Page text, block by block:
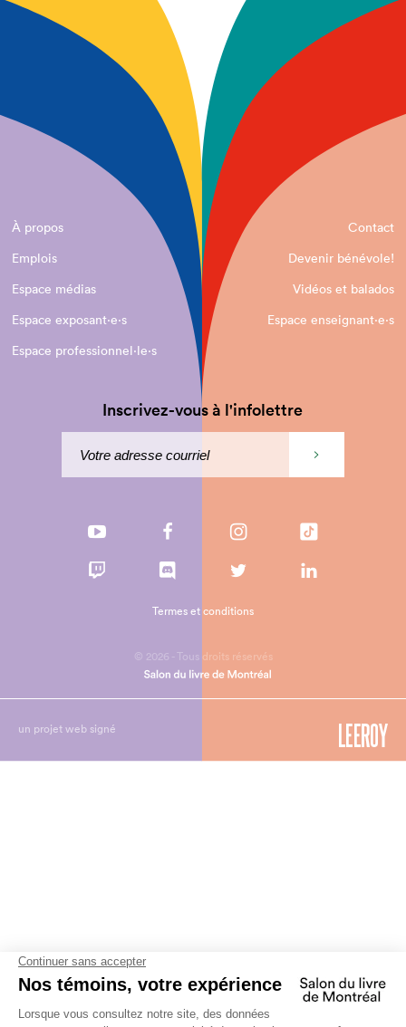
À propos
Contact
Emplois
Devenir bénévole!
Espace médias
Vidéos et balados
Espace exposant·e⋅s
Espace enseignant·e⋅s
Espace professionnel·le⋅s
Inscrivez-vous à l'infolettre
© 2026 - Tous droits réservés
Termes et conditions
un projet web signé